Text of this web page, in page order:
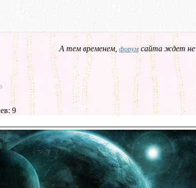
А тем временем, форум сайта ждет не
9